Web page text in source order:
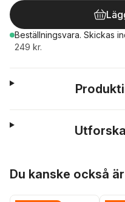
Beställningsvara. Skickas
249 kr.
Du kanske också